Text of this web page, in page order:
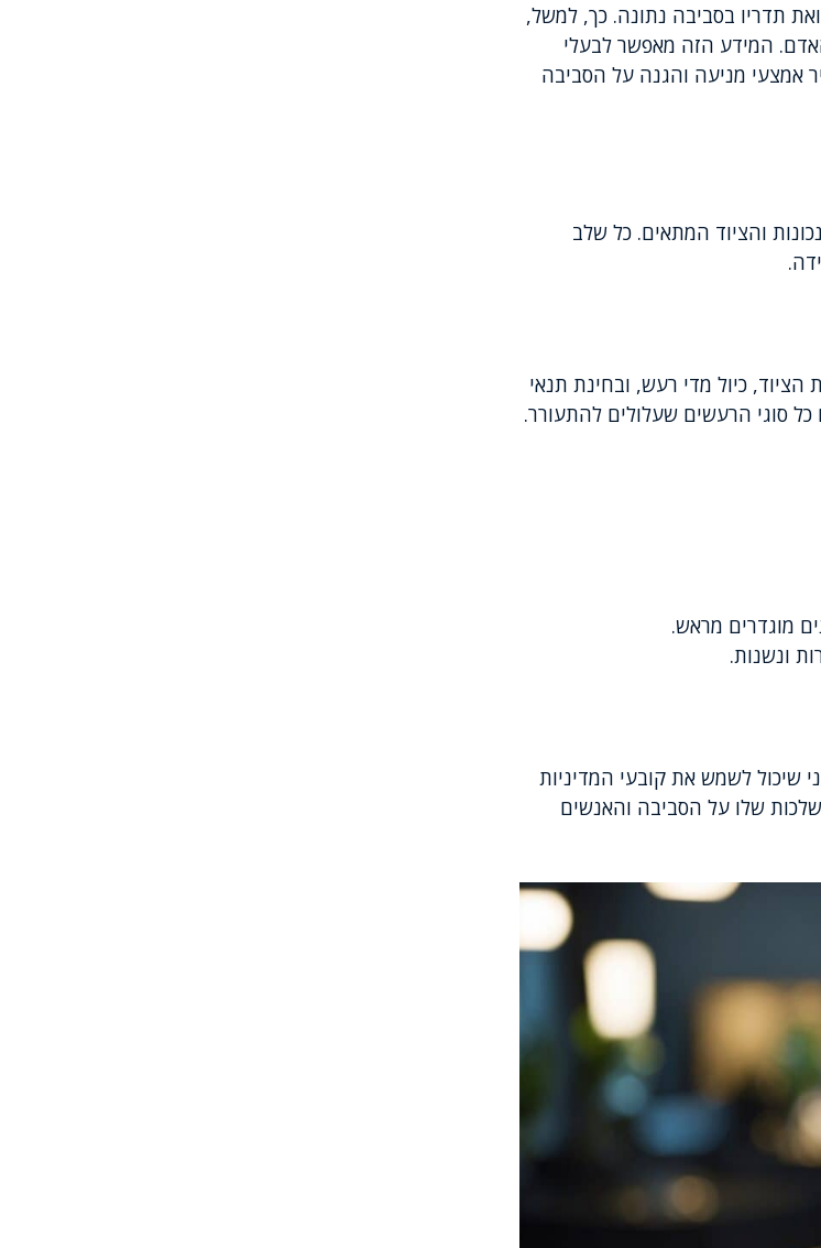
תדריו בסביבה נתונה. כך, למשל,
המידע הזה מאפשר לבעלי
אמצעי מניעה והגנה על הסביבה
והציוד המתאים. כל שלב
כיול מדי רעש, ובחינת תנאי
סוגי הרעשים שעלולים להתעורר.
מוגדרים מראש.
ונשנות.
שיכול לשמש את קובעי המדיניות
שלו על הסביבה והאנשים